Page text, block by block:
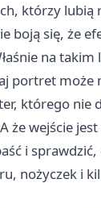
którzy lubią
boją się, że
na takim
portret może
którego nie
że wejście
i sprawdzić,
nożyczek i